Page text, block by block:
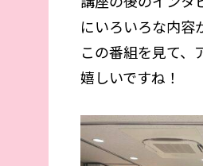
にいろいろな内容
この番組を見て、
嬉しいですね！